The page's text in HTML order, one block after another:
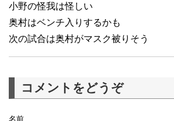
小野の怪我は怪しい
奥村はベンチ入りするかも
次の試合は奥村がマスク被りそう
コメントをどうぞ
名前